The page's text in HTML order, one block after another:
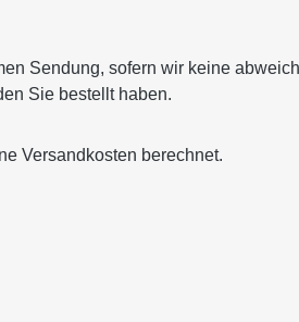
Sendung, sofern wir keine
Sie bestellt haben.
Versandkosten berechnet.